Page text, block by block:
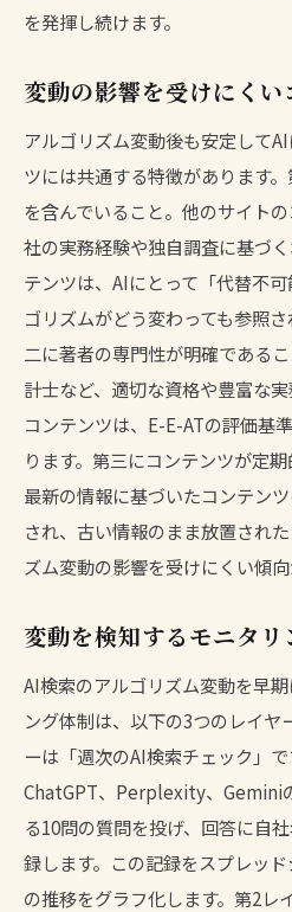
を発揮し続けます。
変動の影響を受けにく
アルゴリズム変動後も安定して
ツには共通する特徴があります
を含んでいること。他のサイト
社の実務経験や独自調査に基づ
テンツは、AIにとって「代替不
ゴリズムがどう変わっても参照
二に著者の専門性が明確である
計士など、適切な資格や豊富な
コンテンツは、E-E-ATの評価基
ります。第三にコンテンツが定
最新の情報に基づいたコンテン
され、古い情報のまま放置され
ズム変動の影響を受けにくい傾向
変動を検知するモニタ
AI検索のアルゴリズム変動を早
ング体制は、以下の3つのレイヤ
ーは「週次のAI検索チェック」で
ChatGPT、Perplexity、Gemini
る10問の質問を投げ、回答に自
録します。この記録をスプレッ
の推移をグラフ化します。第2レ